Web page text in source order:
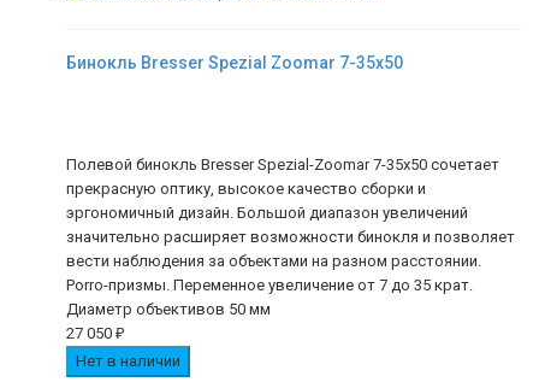
Бинокль Bresser Spezial Zoomar 7-35x50
Полевой бинокль Bresser Spezial-Zoomar 7-35x50 сочетает
прекрасную оптику, высокое качество сборки и
эргономичный дизайн. Большой диапазон увеличений
значительно расширяет возможности бинокля и позволяет
вести наблюдения за объектами на разном расстоянии.
Porro-призмы. Переменное увеличение от 7 до 35 крат.
Диаметр объективов 50 мм
27 050 ₽
Нет в наличии